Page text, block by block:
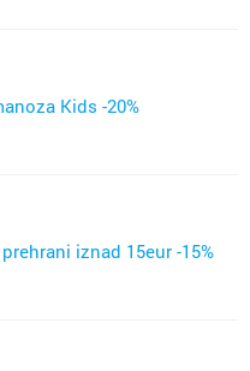
Kids -20%
iznad 15eur -15%